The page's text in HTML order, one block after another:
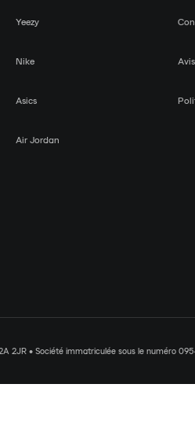
Yeezy
Nike
Asics
Air Jordan
2JR • Société immatriculée sous le numéro